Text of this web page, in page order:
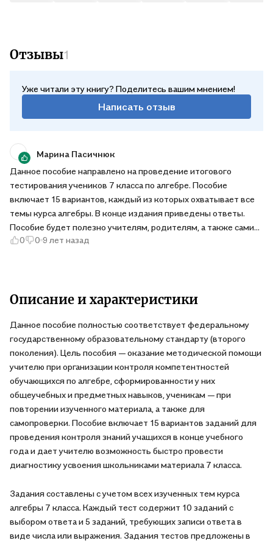
Отзывы1
Уже читали эту книгу? Поделитесь вашим мнением!
Написать отзыв
Марина Пасичнюк
Данное пособие направлено на проведение итогового
тестирования учеников 7 класса по алгебре. Пособие
включает 15 вариантов, каждый из которых охватывает все
темы курса алгебры. В конце издания приведены ответы.
Пособие будет полезно учителям, родителям, а также самим
учащимся для проверки уровня знаний и качества усвоения
0 0 9 лет назад
Описание и характеристики
Данное пособие полностью соответствует федеральному
государственному образовательному стандарту (второго
поколения). Цель пособия — оказание методической помощи
учителю при организации контроля компетентностей
обучающихся по алгебре, сформированности у них
общеучебных и предметных навыков, ученикам — при
повторении изученного материала, а также для
самопроверки. Пособие включает 15 вариантов заданий для
проведения контроля знаний учащихся в конце учебного
года и дает учителю возможность быстро провести
диагностику усвоения школьниками материала 7 класса.
Задания составлены с учетом всех изученных тем курса
алгебры 7 класса. Каждый тест содержит 10 заданий с
выбором ответа и 5 заданий, требующих записи ответа в
виде числа или выражения. Задания тестов предложены в